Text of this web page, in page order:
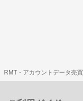
RMT・アカウントデータ売買